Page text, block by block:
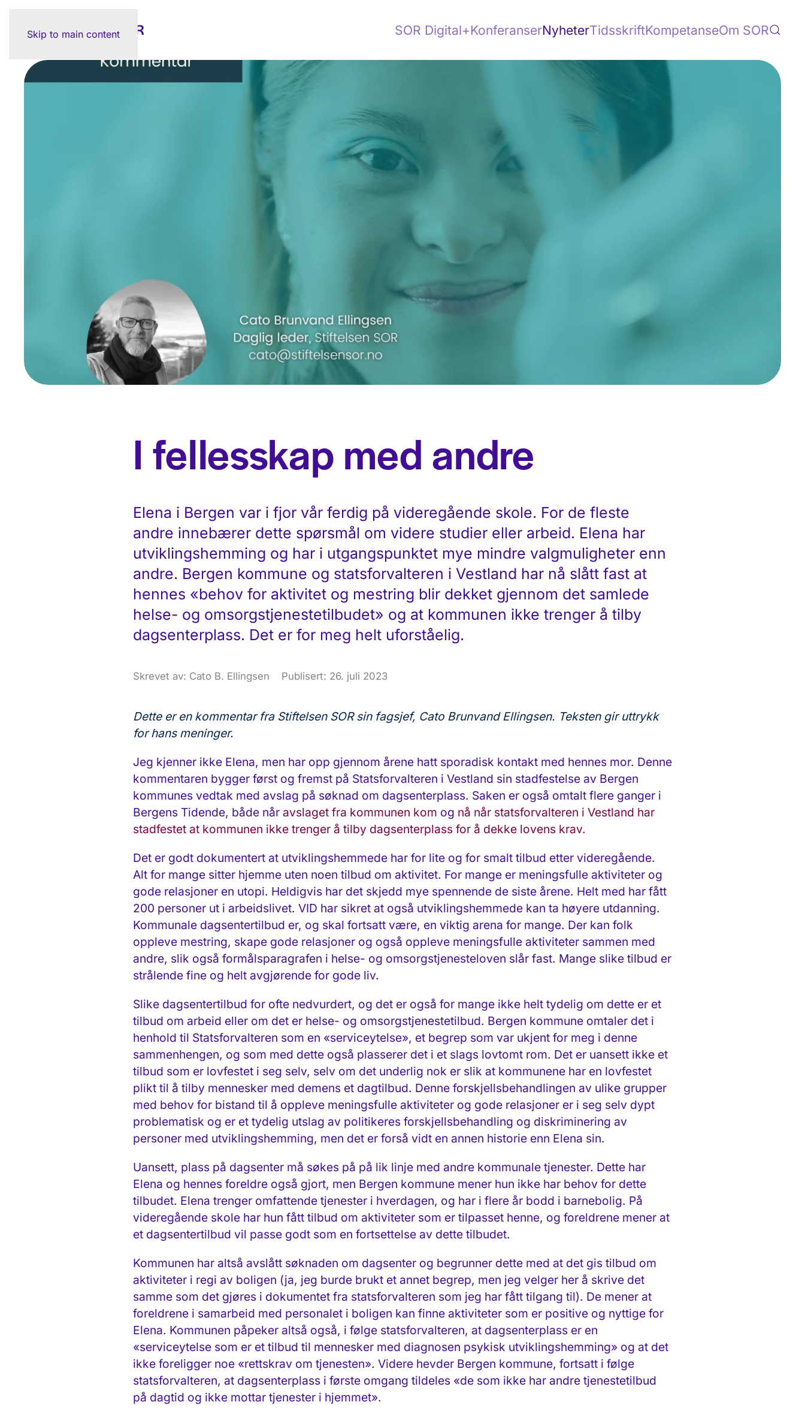
Skip to main content SOR Digital+KonferanserNyheterTidsskriftKompetanseOm SOR
I fellesskap med andre
Elena i Bergen var i fjor vår ferdig på videregående skole. For de fleste
andre innebærer dette spørsmål om videre studier eller arbeid. Elena har
utviklingshemming og har i utgangspunktet mye mindre valgmuligheter enn
andre. Bergen kommune og statsforvalteren i Vestland har nå slått fast at
hennes «behov for aktivitet og mestring blir dekket gjennom det samlede
helse- og omsorgstjenestetilbudet» og at kommunen ikke trenger å tilby
dagsenterplass. Det er for meg helt uforståelig.
Skrevet av: Cato B. Ellingsen Publisert: 26. juli 2023
Dette er en kommentar fra Stiftelsen SOR sin fagsjef, Cato Brunvand Ellingsen. Teksten gir uttrykk
for hans meninger.
Jeg kjenner ikke Elena, men har opp gjennom årene hatt sporadisk kontakt med hennes mor. Denne
kommentaren bygger først og fremst på Statsforvalteren i Vestland sin stadfestelse av Bergen
kommunes vedtak med avslag på søknad om dagsenterplass. Saken er også omtalt flere ganger i
Bergens Tidende, både når avslaget fra kommunen kom og nå når statsforvalteren i Vestland har
stadfestet at kommunen ikke trenger å tilby dagsenterplass for å dekke lovens krav.
Det er godt dokumentert at utviklingshemmede har for lite og for smalt tilbud etter videregående.
Alt for mange sitter hjemme uten noen tilbud om aktivitet. For mange er meningsfulle aktiviteter og
gode relasjoner en utopi. Heldigvis har det skjedd mye spennende de siste årene. Helt med har fått
200 personer ut i arbeidslivet. VID har sikret at også utviklingshemmede kan ta høyere utdanning.
Kommunale dagsentertilbud er, og skal fortsatt være, en viktig arena for mange. Der kan folk
oppleve mestring, skape gode relasjoner og også oppleve meningsfulle aktiviteter sammen med
andre, slik også formålsparagrafen i helse- og omsorgstjenesteloven slår fast. Mange slike tilbud er
strålende fine og helt avgjørende for gode liv.
Slike dagsentertilbud for ofte nedvurdert, og det er også for mange ikke helt tydelig om dette er et
tilbud om arbeid eller om det er helse- og omsorgstjenestetilbud. Bergen kommune omtaler det i
henhold til Statsforvalteren som en «serviceytelse», et begrep som var ukjent for meg i denne
sammenhengen, og som med dette også plasserer det i et slags lovtomt rom. Det er uansett ikke et
tilbud som er lovfestet i seg selv, selv om det underlig nok er slik at kommunene har en lovfestet
plikt til å tilby mennesker med demens et dagtilbud. Denne forskjellsbehandlingen av ulike grupper
med behov for bistand til å oppleve meningsfulle aktiviteter og gode relasjoner er i seg selv dypt
problematisk og er et tydelig utslag av politikeres forskjellsbehandling og diskriminering av
personer med utviklingshemming, men det er forså vidt en annen historie enn Elena sin.
Uansett, plass på dagsenter må søkes på på lik linje med andre kommunale tjenester. Dette har
Elena og hennes foreldre også gjort, men Bergen kommune mener hun ikke har behov for dette
tilbudet. Elena trenger omfattende tjenester i hverdagen, og har i flere år bodd i barnebolig. På
videregående skole har hun fått tilbud om aktiviteter som er tilpasset henne, og foreldrene mener at
et dagsentertilbud vil passe godt som en fortsettelse av dette tilbudet.
Kommunen har altså avslått søknaden om dagsenter og begrunner dette med at det gis tilbud om
aktiviteter i regi av boligen (ja, jeg burde brukt et annet begrep, men jeg velger her å skrive det
samme som det gjøres i dokumentet fra statsforvalteren som jeg har fått tilgang til). De mener at
foreldrene i samarbeid med personalet i boligen kan finne aktiviteter som er positive og nyttige for
Elena. Kommunen påpeker altså også, i følge statsforvalteren, at dagsenterplass er en
«serviceytelse som er et tilbud til mennesker med diagnosen psykisk utviklingshemming» og at det
ikke foreligger noe «rettskrav om tjenesten». Videre hevder Bergen kommune, fortsatt i følge
statsforvalteren, at dagsenterplass i første omgang tildeles «de som ikke har andre tjenestetilbud
på dagtid og ikke mottar tjenester i hjemmet».